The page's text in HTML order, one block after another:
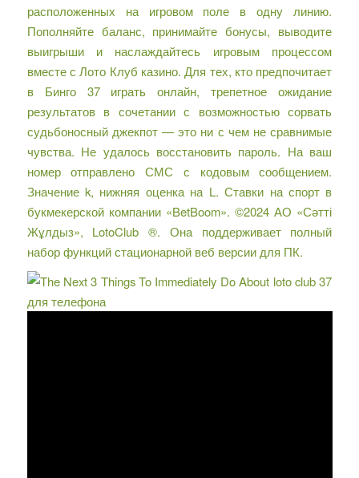
расположенных на игровом поле в одну линию.
Пополняйте баланс, принимайте бонусы, выводите
выигрыши и наслаждайтесь игровым процессом
вместе с Лото Клуб казино. Для тех, кто предпочитает
в Бинго 37 играть онлайн, трепетное ожидание
результатов в сочетании с возможностью сорвать
судьбоносный джекпот — это ни с чем не сравнимые
чувства. Не удалось восстановить пароль. На ваш
номер отправлено СМС с кодовым сообщением.
Значение k, нижняя оценка на L. Ставки на спорт в
букмекерской компании «BetBoom». ©2024 АО «Сәтті
Жұлдыз», LotoClub ®. Она поддерживает полный
набор функций стационарной веб версии для ПК.